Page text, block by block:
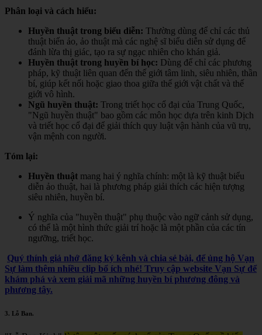
Phân loại và cách hiểu:
Huyền thuật trong biểu diễn: Thường dùng để chỉ các thủ
thuật biến ảo, ảo thuật mà các nghệ sĩ biểu diễn sử dụng để
đánh lừa thị giác, tạo ra sự ngạc nhiên cho khán giả.
Huyền thuật trong huyền bí học: Dùng để chỉ các phương
pháp, kỹ thuật liên quan đến thế giới tâm linh, siêu nhiên, thần
bí, giúp kết nối hoặc giao thoa giữa thế giới vật chất và thế
giới vô hình.
Ngũ huyền thuật: Trong triết học cổ đại của Trung Quốc,
"Ngũ huyền thuật" bao gồm các môn học dựa trên kinh Dịch
và triết học cổ đại để giải thích quy luật vận hành của vũ trụ,
vận mệnh con người.
Tóm lại:
Huyền thuật mang hai ý nghĩa chính: một là kỹ thuật biểu
diễn ảo thuật, hai là phương pháp giải thích các hiện tượng
siêu nhiên, huyền bí.
Ý nghĩa của "huyền thuật" phụ thuộc vào ngữ cảnh sử dụng,
có thể là một hình thức giải trí hoặc là một phần của các tín
ngưỡng, triết học.
Quý thính giả nhớ đăng ký kênh và chia sẻ bài, để ủng hộ Vạn
Sự làm thêm nhiều clip bổ ích nhé! Truy cập website Vạn Sự để
khám phá và xem giải mã những huyền bí phương đông và
phương tây.
3. Lỗ Ban.